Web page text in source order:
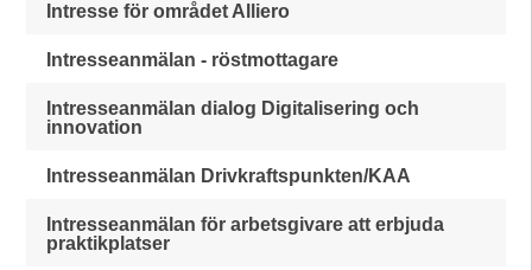
Intresse för området Alliero
Intresseanmälan - röstmottagare
Intresseanmälan dialog Digitalisering och
innovation
Intresseanmälan Drivkraftspunkten/KAA
Intresseanmälan för arbetsgivare att erbjuda
praktikplatser